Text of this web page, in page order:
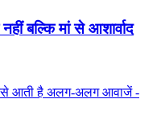
बल्कि मां से आशार्वाद